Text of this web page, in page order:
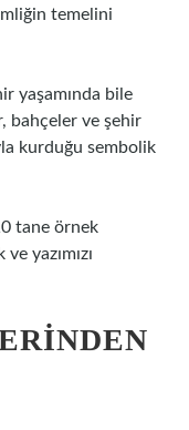
temelini
yaşamında bile
bahçeler ve şehir
kurduğu sembolik
tane örnek
yazımızı